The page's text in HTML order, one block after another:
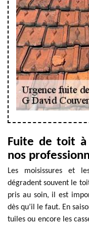
Fuite de toit à
nos
Les moisissures et
dégradent souvent le
pris au soin, il est
dès qu’il le faut. En
tuiles ou encore les